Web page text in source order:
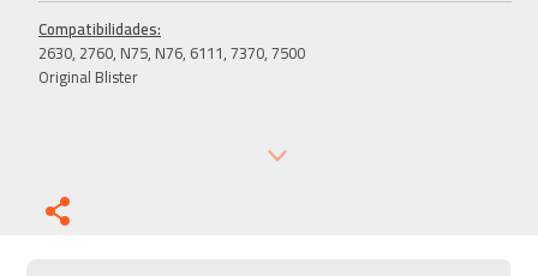
Compatibilidades:
2630, 2760, N75, N76, 6111, 7370, 7500
Original Blister